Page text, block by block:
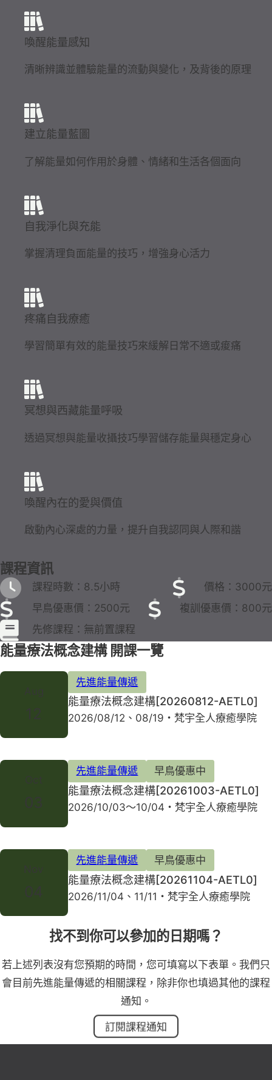
喚醒能量感知
清晰辨識並體驗能量的流動與變化，及背後的原理
建立能量藍圖
了解能量如何作用於身體、情緒和生活各個面向
自我淨化與充能
掌握清理負面能量的技巧，增強身心活力
疼痛自我療癒
學習簡單有效的能量技巧來緩解日常不適或痠痛
冥想與西藏能量呼吸
透過冥想與能量收攝技巧學習儲存能量與穩定身心
喚醒內在的愛與價值
啟動內心深處的力量，提升自我認同與人際和諧
課程資訊
課程時數：8.5小時
價格：3000元
早鳥優惠價：2500元
複訓優惠價：800元
先修課程：無前置課程
能量療法概念建構 開課一覽
能量療法概念建構[20260812-AETL0]
2026/08/12、08/19・梵宇全人療癒學院
先進能量傳遞
能量療法概念建構[20261003-AETL0]
2026/10/03～10/04・梵宇全人療癒學院
先進能量傳遞 早鳥優惠中
能量療法概念建構[20261104-AETL0]
2026/11/04、11/11・梵宇全人療癒學院
先進能量傳遞 早鳥優惠中
找不到你可以參加的日期嗎？
若上述列表沒有您預期的時間，您可填寫以下表單。我們只
會目前先進能量傳遞的相關課程，除非你也填過其他的課程
通知。
訂閱課程通知